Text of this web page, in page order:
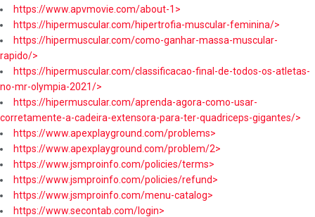
https://www.apvmovie.com/about-1>
https://hipermuscular.com/hipertrofia-muscular-feminina/>
https://hipermuscular.com/como-ganhar-massa-muscular-
rapido/>
https://hipermuscular.com/classificacao-final-de-todos-os-atletas-
no-mr-olympia-2021/>
https://hipermuscular.com/aprenda-agora-como-usar-
corretamente-a-cadeira-extensora-para-ter-quadriceps-gigantes/>
https://www.apexplayground.com/problems>
https://www.apexplayground.com/problem/2>
https://www.jsmproinfo.com/policies/terms>
https://www.jsmproinfo.com/policies/refund>
https://www.jsmproinfo.com/menu-catalog>
https://www.secontab.com/login>